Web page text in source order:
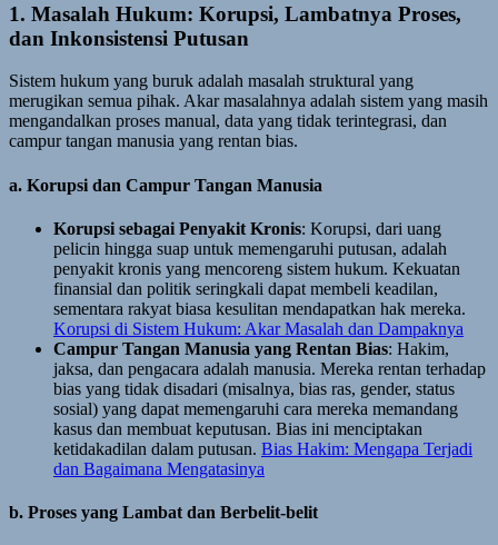
1. Masalah Hukum: Korupsi, Lambatnya Proses,
dan Inkonsistensi Putusan
Sistem hukum yang buruk adalah masalah struktural yang
merugikan semua pihak. Akar masalahnya adalah sistem yang masih
mengandalkan proses manual, data yang tidak terintegrasi, dan
campur tangan manusia yang rentan bias.
a. Korupsi dan Campur Tangan Manusia
Korupsi sebagai Penyakit Kronis: Korupsi, dari uang
pelicin hingga suap untuk memengaruhi putusan, adalah
penyakit kronis yang mencoreng sistem hukum. Kekuatan
finansial dan politik seringkali dapat membeli keadilan,
sementara rakyat biasa kesulitan mendapatkan hak mereka.
Korupsi di Sistem Hukum: Akar Masalah dan Dampaknya
Campur Tangan Manusia yang Rentan Bias: Hakim,
jaksa, dan pengacara adalah manusia. Mereka rentan terhadap
bias yang tidak disadari (misalnya, bias ras, gender, status
sosial) yang dapat memengaruhi cara mereka memandang
kasus dan membuat keputusan. Bias ini menciptakan
ketidakadilan dalam putusan. Bias Hakim: Mengapa Terjadi
dan Bagaimana Mengatasinya
b. Proses yang Lambat dan Berbelit-belit